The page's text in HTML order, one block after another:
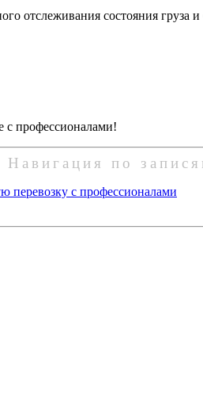
отслеживания состояния груза
с профессионалами!
Навигация по
перевозку с профессионалами